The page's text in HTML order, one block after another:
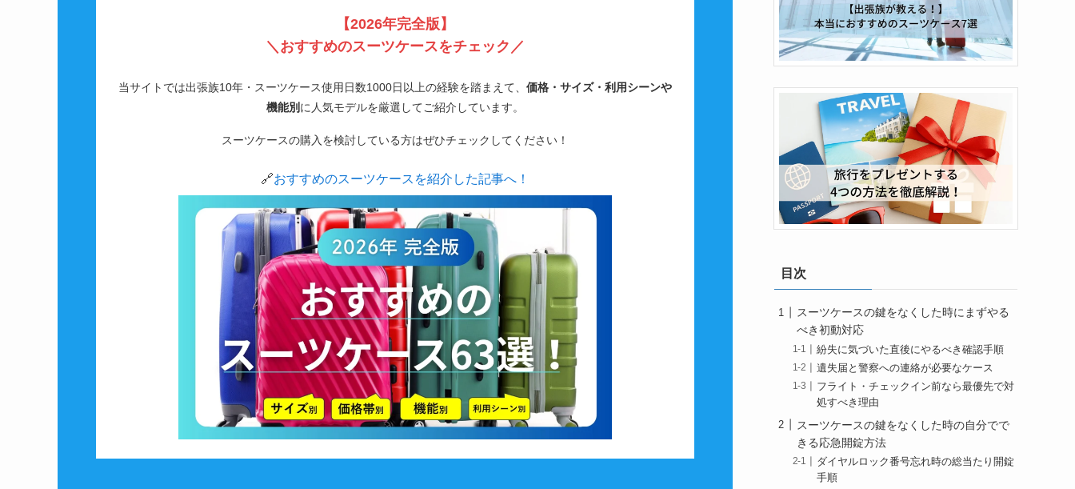
【2026年完全版】
＼ おすすめのスーツケースをチェック／
当サイトでは出張族10年・スーツケース使用日数1000日以上の経験を踏まえて、 価格・サイズ・利用シーンや
機能別 に人気モデルを厳選してご紹介しています。
スーツケースの購入を検討している方はぜひチェックしてください！
🔗おすすめのスーツケースを紹介した記事へ！
目次
スーツケースの鍵をなくした時にまずやる
べき初動対応
紛失に気づいた直後にやるべき確認手順
遺失届と警察への連絡が必要なケース
フライト・チェックイン前なら最優先で対
処すべき理由
スーツケースの鍵をなくした時の自分でで
きる応急開錠方法
ダイヤルロック番号忘れ時の総当たり開錠
手順